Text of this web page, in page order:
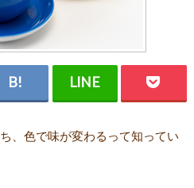
、色で味が変わるって知ってい